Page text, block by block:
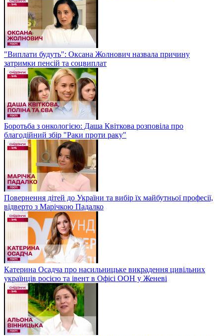
"Виплати будуть": Оксана Жолнович назвала причину
затримки пенсій та соцвиплат
Боротьба з онкологією: Даша Квіткова розповіла про
благодійний збір "Раки проти раку"
Повернення дітей до України та вибір їх майбутньої професії,
відверто з Марічкою Падалко
Катерина Осадча про насильницьке викрадення цивільних
українців росією та івент в Офісі ООН у Женеві